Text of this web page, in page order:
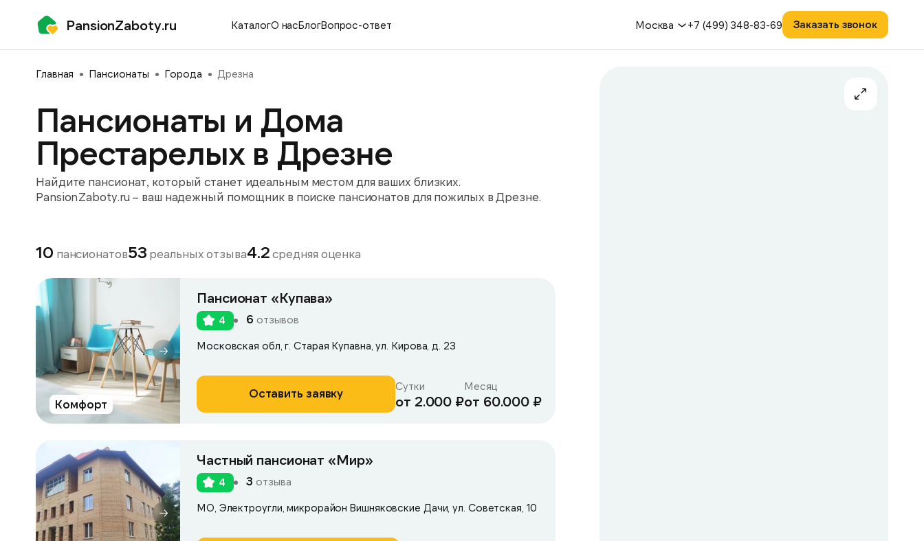
PansionZaboty.ru КаталогО насБлогВопрос-ответ Москва +7 (499) 348-83-69 Заказать звонок
Главная Пансионаты Города Дрезна
Пансионаты и Дома
Престарелых в Дрезне
Найдите пансионат, который станет идеальным местом для ваших близких.
PansionZaboty.ru – ваш надежный помощник в поиске пансионатов для пожилых в Дрезне.
10 пансионатов53 реальных отзыва4.2 средняя оценка
Комфорт
Пансионат «Купава»
4 6 отзывов
Московская обл, г. Старая Купавна, ул. Кирова, д. 23
Оставить заявку Сутки
от 2.000 ₽
Месяц
от 60.000 ₽
Частный пансионат «Мир»
4 3 отзыва
МО, Электроугли, микрорайон Вишняковские Дачи, ул. Советская, 10